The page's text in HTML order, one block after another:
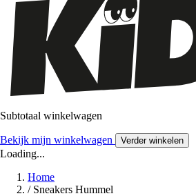
Subtotaal winkelwagen
Bekijk mijn winkelwagen Verder winkelen
Loading...
Home
/ Sneakers Hummel